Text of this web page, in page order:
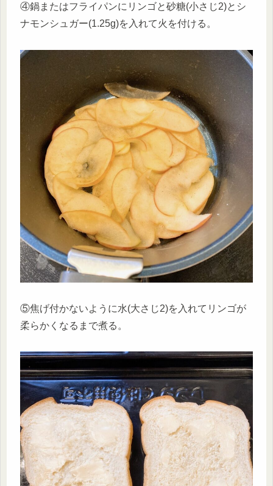
④鍋またはフライパンにリンゴと砂糖(小さじ2)とシ
ナモンシュガー(1.25g)を入れて火を付ける。
⑤焦げ付かないように水(大さじ2)を入れてリンゴが
柔らかくなるまで煮る。